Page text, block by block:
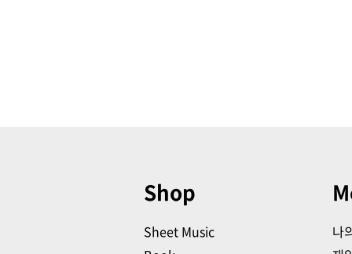
Shop
Sheet Music
나